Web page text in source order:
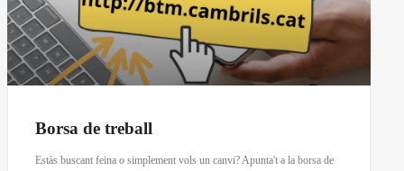
Borsa de treball
Estàs buscant feina o simplement vols un canvi? Apunta't a la borsa de